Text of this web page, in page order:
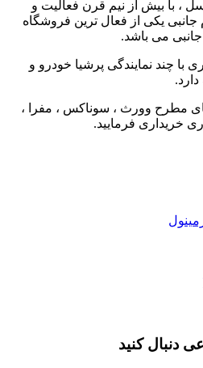
، با بیش از نیم قرن فعالیت و
جانبی یکی از فعال ترین فروشگاه
جانبی می باشد.
با چند نمایندگی پرشیا خودرو و
مطرح وورث ، سوناکس ، مفرا ،
خریداری فرمایید.
دنبال کنید